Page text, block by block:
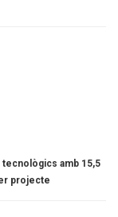
amb 15,5
projecte